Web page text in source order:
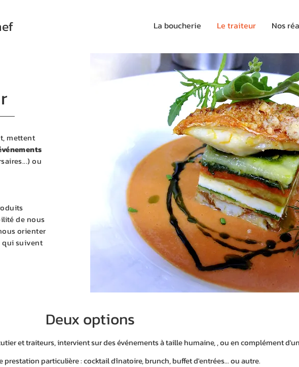
La boucherie Le traiteur Nos
mettent
ou
de nous
orienter
qui suivent
Deux options
et traiteurs, intervient sur des événements à taille humaine, , ou en complément d'un
prestation particulière : cocktail dînatoire, brunch, buffet d'entrées... ou autre.